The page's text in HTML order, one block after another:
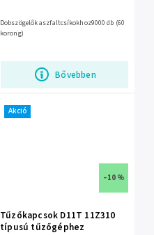
Bővebben
Dobszögelők aszfaltcsíkokhoz9000 db (60
korong)
Akció
–10 %
Tűzőkapcsok D11T 11Z310
típusú tűzőgéphez